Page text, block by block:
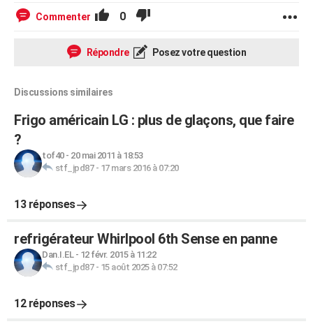
Commenter 0
Répondre Posez votre question
Discussions similaires
Frigo américain LG : plus de glaçons, que faire
?
tof40- 20 mai 2011 à 18:53
stf_jpd87- 17 mars 2016 à 07:20
13 réponses
refrigérateur Whirlpool 6th Sense en panne
Dan.I.EL- 12 févr. 2015 à 11:22
stf_jpd87- 15 août 2025 à 07:52
12 réponses